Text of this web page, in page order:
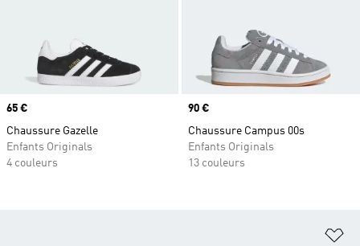
Prix
65 €
Chaussure Gazelle
Enfants Originals
4 couleurs
Prix
90 €
Chaussure Campus 00s
Enfants Originals
13 couleurs